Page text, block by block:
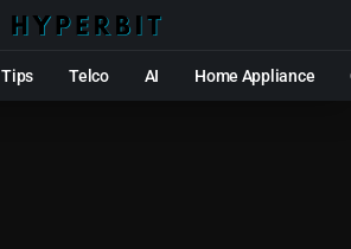
Tips Telco AI Home Appliance